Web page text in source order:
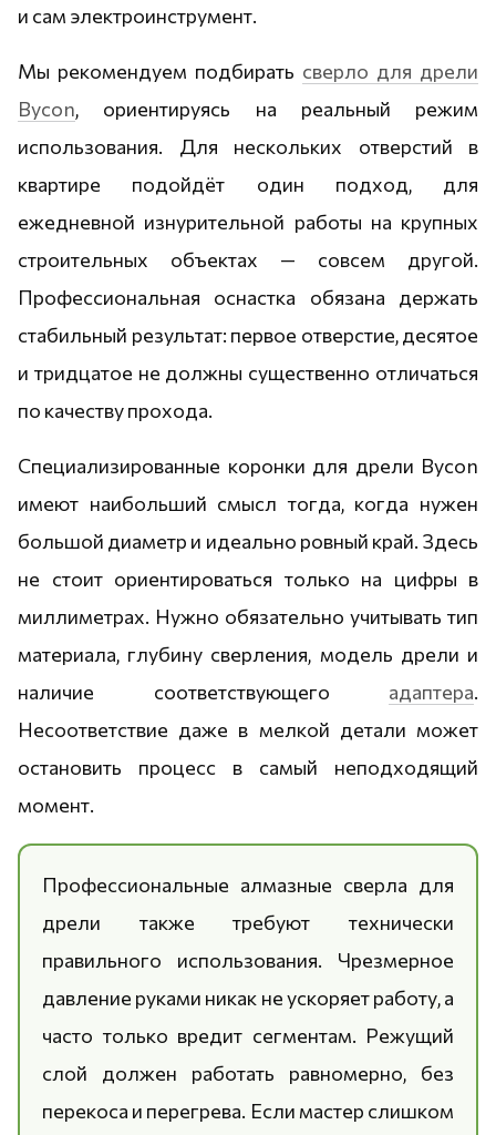
и сам электроинструмент.
Мы рекомендуем подбирать сверло для дрели
Bycon, ориентируясь на реальный режим
использования. Для нескольких отверстий в
квартире подойдёт один подход, для
ежедневной изнурительной работы на крупных
строительных объектах — совсем другой.
Профессиональная оснастка обязана держать
стабильный результат: первое отверстие, десятое
и тридцатое не должны существенно отличаться
по качеству прохода.
Специализированные коронки для дрели Bycon
имеют наибольший смысл тогда, когда нужен
большой диаметр и идеально ровный край. Здесь
не стоит ориентироваться только на цифры в
миллиметрах. Нужно обязательно учитывать тип
материала, глубину сверления, модель дрели и
наличие соответствующего адаптера.
Несоответствие даже в мелкой детали может
остановить процесс в самый неподходящий
момент.
Профессиональные алмазные сверла для
дрели также требуют технически
правильного использования. Чрезмерное
давление руками никак не ускоряет работу, а
часто только вредит сегментам. Режущий
слой должен работать равномерно, без
перекоса и перегрева. Если мастер слишком